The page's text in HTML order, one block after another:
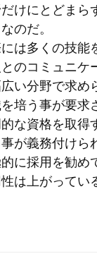
けにとどま
のだ。
は多くの技
のコミュニケ
い分野で求め
培う事が要
な資格を取
が義務付け
に採用を勧
は上がって